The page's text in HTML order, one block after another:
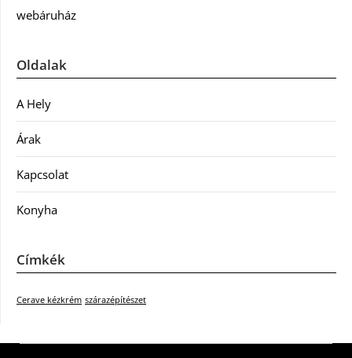
webáruház
Oldalak
A Hely
Árak
Kapcsolat
Konyha
Címkék
Cerave kézkrém szárazépítészet